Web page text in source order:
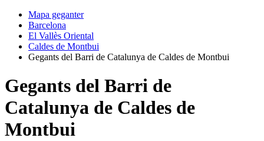
Mapa geganter
Barcelona
El Vallès Oriental
Caldes de Montbui
Gegants del Barri de Catalunya de Caldes de Montbui
Gegants del Barri de
Catalunya de Caldes de
Montbui